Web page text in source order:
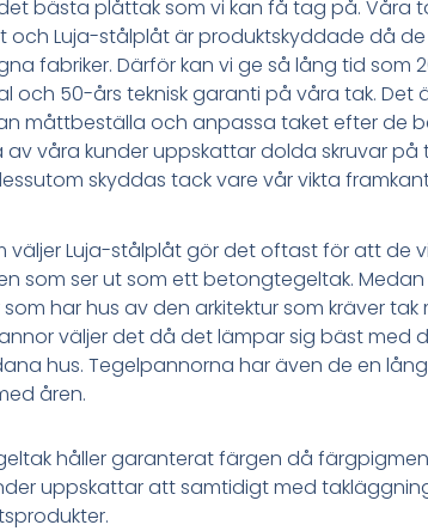
bästa plåttak som vi kan få tag på. Våra
och Luja-stålplåt är produktskyddade då de
fabriker. Därför kan vi ge så lång tid som
och 50-års teknisk garanti på våra tak. Det
måttbeställa och anpassa taket efter de
av våra kunder uppskattar dolda skruvar på
skyddas tack vare vår vikta
väljer Luja-stålplåt gör det oftast för att de
som ser ut som ett betongtegeltak.
har hus av den arkitektur som kräver tak
väljer det då det lämpar sig bäst med
hus. Tegelpannorna har även de en
åren.
håller garanterat färgen då
uppskattar att samtidigt med